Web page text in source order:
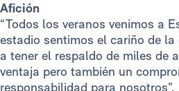
Afición
“Todos los veranos venimos a
estadio sentimos el cariño de la
a tener el respaldo de miles de
ventaja pero también un
responsabilidad para nosotros”.